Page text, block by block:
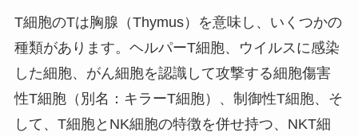
T細胞のTは胸腺（Thymus）を意味し、いくつかの
種類があります。ヘルパーT細胞、ウイルスに感染
した細胞、がん細胞を認識して攻撃する細胞傷害
性T細胞（別名：キラーT細胞）、制御性T細胞、そ
して、T細胞とNK細胞の特徴を併せ持つ、NKT細